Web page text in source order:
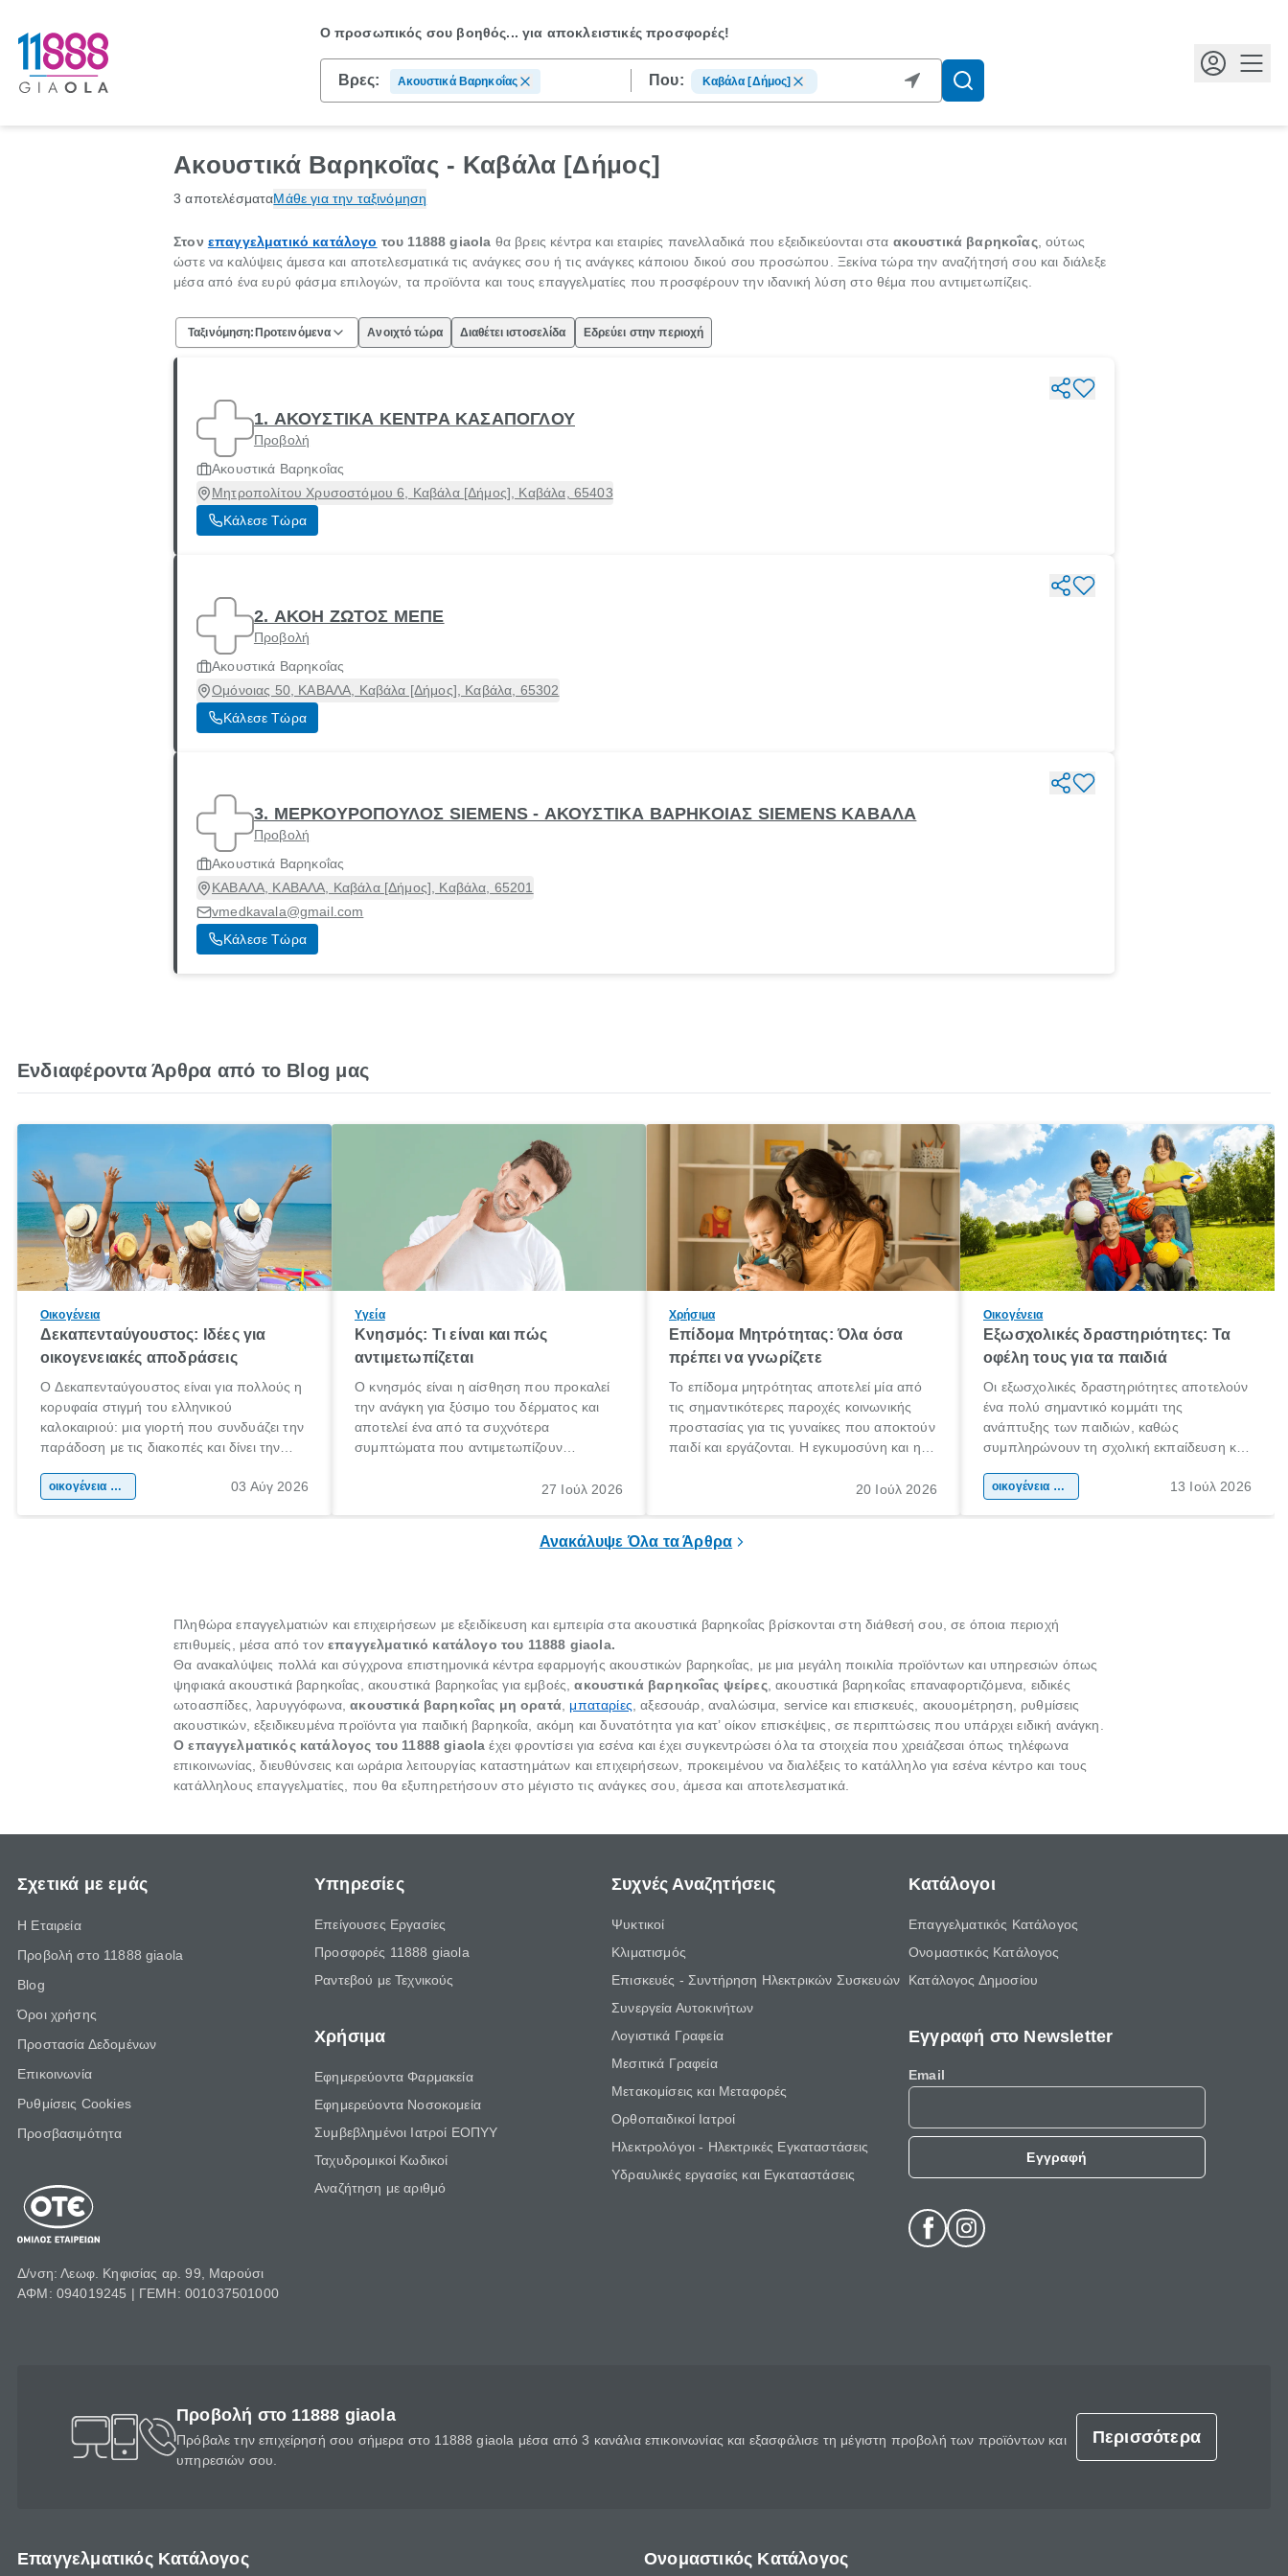
Ο προσωπικός σου βοηθός...για αποκλειστικές προσφορές!
Βρες: Ακουστικά Βαρηκοΐας Που: Καβάλα [Δήμος]
Ακουστικά Βαρηκοΐας - Καβάλα [Δήμος]
3 αποτελέσματαΜάθε για την ταξινόμηση
Στον επαγγελματικό κατάλογο του 11888giaola θα βρεις κέντρα και εταιρίες πανελλαδικά που εξειδικεύονται στα ακουστικά βαρηκοΐας, ούτως
ώστε να καλύψεις άμεσα και αποτελεσματικά τις ανάγκες σου ή τις ανάγκες κάποιου δικού σου προσώπου. Ξεκίνα τώρα την αναζήτησή σου και διάλεξε
μέσα από ένα ευρύ φάσμα επιλογών, τα προϊόντα και τους επαγγελματίες που προσφέρουν την ιδανική λύση στο θέμα που αντιμετωπίζεις.
Ταξινόμηση: Προτεινόμενα Ανοιχτό τώρα Διαθέτει ιστοσελίδα Εδρεύει στην περιοχή
1. ΑΚΟΥΣΤΙΚΑ ΚΕΝΤΡΑ ΚΑΣΑΠΟΓΛΟΥ
Προβολή
Ακουστικά Βαρηκοΐας
Μητροπολίτου Χρυσοστόμου 6, Καβάλα [Δήμος], Καβάλα, 65403
Κάλεσε Τώρα
2. ΑΚΟΗ ΖΩΤΟΣ ΜΕΠΕ
Προβολή
Ακουστικά Βαρηκοΐας
Ομόνοιας 50, ΚΑΒΑΛΑ, Καβάλα [Δήμος], Καβάλα, 65302
Κάλεσε Τώρα
3. ΜΕΡΚΟΥΡΟΠΟΥΛΟΣ SIEMENS - ΑΚΟΥΣΤΙΚΑ ΒΑΡΗΚΟΙΑΣ SIEMENS ΚΑΒΑΛΑ
Προβολή
Ακουστικά Βαρηκοΐας
ΚΑΒΑΛΑ, ΚΑΒΑΛΑ, Καβάλα [Δήμος], Καβάλα, 65201
vmedkavala@gmail.com
Κάλεσε Τώρα
Ενδιαφέροντα Άρθρα από το Blog μας
Οικογένεια
Δεκαπενταύγουστος: Ιδέες για
οικογενειακές αποδράσεις
Ο Δεκαπενταύγουστος είναι για πολλούς η
κορυφαία στιγμή του ελληνικού
καλοκαιριού: μια γιορτή που συνδυάζει την
παράδοση με τις διακοπές και δίνει την
χώρας. Είτε πρόκειται για λίγες μέρες
οικογένεια & παιδί 03 Αύγ 2026
Υγεία
Κνησμός: Τι είναι και πώς
αντιμετωπίζεται
Ο κνησμός είναι η αίσθηση που προκαλεί
την ανάγκη για ξύσιμο του δέρματος και
αποτελεί ένα από τα συχνότερα
συμπτώματα που αντιμετωπίζουν
πληροφορίες για το «κνησμός τι είναι»,
27 Ιούλ 2026
Χρήσιμα
Επίδομα Μητρότητας: Όλα όσα
πρέπει να γνωρίζετε
Το επίδομα μητρότητας αποτελεί μία από
τις σημαντικότερες παροχές κοινωνικής
προστασίας για τις γυναίκες που αποκτούν
παιδί και εργάζονται. Η εγκυμοσύνη και η
σημαντική περίοδος στη ζωή κάθε20 Ιούλ 2026
Οικογένεια
Εξωσχολικές δραστηριότητες: Τα
οφέλη τους για τα παιδιά
Οι εξωσχολικές δραστηριότητες αποτελούν
ένα πολύ σημαντικό κομμάτι της
ανάπτυξης των παιδιών, καθώς
συμπληρώνουν τη σχολική εκπαίδευση και
της προσωπικότητας, της κοινωνικότητας
οικογένεια & παιδί 13 Ιούλ 2026
Ανακάλυψε Όλα τα Άρθρα
Πληθώρα επαγγελματιών και επιχειρήσεων με εξειδίκευση και εμπειρία στα ακουστικά βαρηκοΐας βρίσκονται στη διάθεσή σου, σε όποια περιοχή
επιθυμείς, μέσα από τονεπαγγελματικό κατάλογο του 11888 giaola.
Θα ανακαλύψεις πολλά και σύγχρονα επιστημονικά κέντρα εφαρμογής ακουστικών βαρηκοΐας, με μια μεγάλη ποικιλία προϊόντων και υπηρεσιών όπως
ψηφιακά ακουστικά βαρηκοΐας, ακουστικά βαρηκοΐας για εμβοές,ακουστικά βαρηκοΐας ψείρες, ακουστικά βαρηκοΐας επαναφορτιζόμενα, ειδικές
ωτοασπίδες, λαρυγγόφωνα,ακουστικά βαρηκοΐας μη ορατά μπαταρίες , αξεσουάρ, αναλώσιμα, service και επισκευές, ακουομέτρηση, ρυθμίσεις
ακουστικών, εξειδικευμένα προϊόντα για παιδική βαρηκοΐα, ακόμη και δυνατότητα για κατ’ οίκον επισκέψεις, σε περιπτώσεις που υπάρχει ειδική ανάγκη.
Ο επαγγελματικός κατάλογος του 11888giaola έχει φροντίσει για εσένα και έχει συγκεντρώσει όλα τα στοιχεία που χρειάζεσαι όπως τηλέφωνα
επικοινωνίας, διευθύνσεις και ωράρια λειτουργίας καταστημάτων και επιχειρήσεων, προκειμένου να διαλέξεις το κατάλληλο για εσένα κέντρο και τους
κατάλληλους επαγγελματίες, που θα εξυπηρετήσουν στο μέγιστο τις ανάγκες σου, άμεσα και αποτελεσματικά.
Σχετικά με εμάς
Η Εταιρεία
Προβολή στο 11888 giaola
Blog
Όροι χρήσης
Προστασία Δεδομένων
Επικοινωνία
Ρυθμίσεις Cookies
Προσβασιμότητα
Δ/νση: Λεωφ. Κηφισίας αρ. 99, Μαρούσι
ΑΦΜ: 094019245 | ΓΕΜΗ: 001037501000
Υπηρεσίες
Επείγουσες Εργασίες
Προσφορές 11888 giaola
Ραντεβού με Τεχνικούς
Χρήσιμα
Εφημερεύοντα Φαρμακεία
Εφημερεύοντα Νοσοκομεία
Συμβεβλημένοι Ιατροί ΕΟΠΥΥ
Ταχυδρομικοί Κωδικοί
Αναζήτηση με αριθμό
Συχνές Αναζητήσεις
Ψυκτικοί
Κλιματισμός
Επισκευές - Συντήρηση Ηλεκτρικών Συσκευών
Συνεργεία Αυτοκινήτων
Λογιστικά Γραφεία
Μεσιτικά Γραφεία
Μετακομίσεις και Μεταφορές
Ορθοπαιδικοί Ιατροί
Ηλεκτρολόγοι - Ηλεκτρικές Εγκαταστάσεις
Υδραυλικές εργασίες και Εγκαταστάσεις
Κατάλογοι
Επαγγελματικός Κατάλογος
Ονομαστικός Κατάλογος
Κατάλογος Δημοσίου
Εγγραφή στο Newsletter
Email
Εγγραφή
Προβολή στο 11888 giaola
Πρόβαλε την επιχείρησή σου σήμερα στο 11888 giaola μέσα από 3 κανάλια επικοινωνίας και εξασφάλισε τη μέγιστη προβολή των προϊόντων και
υπηρεσιών σου.
Περισσότερα
Επαγγελματικός Κατάλογος Ονομαστικός Κατάλογος